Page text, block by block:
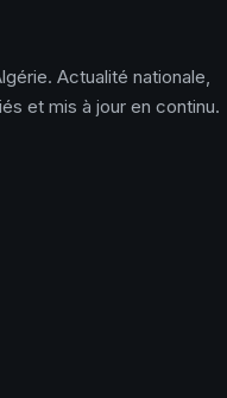
Actualité nationale,
et mis à jour en continu.